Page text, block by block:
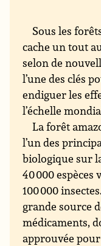
Sous les
cache un tout
selon de
l’une des clés
endiguer les
l’échelle
La forêt
l’un des
biologique sur
40 000 espèces
100 000
grande source
médicaments,
approuvée pour